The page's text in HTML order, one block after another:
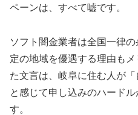
ペーンは、すべて嘘です。
ソフト闇金業者は全国一律
定の地域を優遇する理由も
た文言は、岐阜に住む人が「
と感じて申し込みのハード
す。